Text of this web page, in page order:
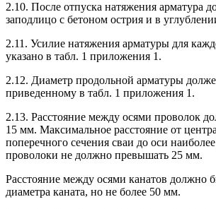
2.10. После отпуска натяжения арматура
заподлицо с бетоном острия и в
2.11. Усилие натяжения арматуры для
указано в табл. 1 приложения 1.
2.12. Диаметр продольной арматуры
приведенному в табл. 1 приложения 1.
2.13. Расстояние между осями проволок
15 мм. Максимальное расстояние от
поперечного сечения сваи до оси
проволоки не должно превышать 25 мм.
Расстояние между осями канатов должно
диаметра каната, но не более 50 мм.